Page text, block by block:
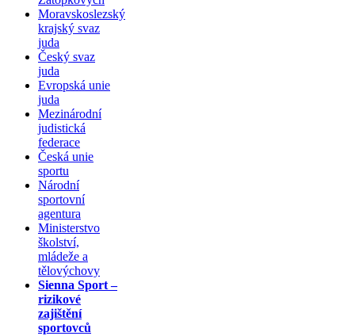
Moravskoslezský
krajský svaz
juda
Český svaz
juda
Evropská unie
juda
Mezinárodní
judistická
federace
Česká unie
sportu
Národní
sportovní
agentura
Ministerstvo
školství,
mládeže a
tělovýchovy
Sienna Sport –
rizikové
zajištění
sportovců